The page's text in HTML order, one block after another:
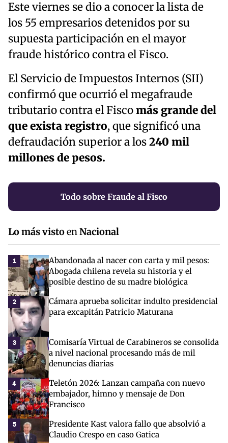
Este viernes se dio a conocer la lista de
los 55 empresarios detenidos por su
supuesta participación en el mayor
fraude histórico contra el Fisco.
El Servicio de Impuestos Internos (SII)
confirmó que ocurrió el megafraude
tributario contra el Fiscomás grande del
que exista registro, que significó una
defraudación superior a los240 mil
millones de pesos.
Todo sobre Fraude al Fisco
Lo más vistoenNacional
1
Abandonada al nacer con carta y mil pesos:
Abogada chilena revela su historia y el
posible destino de su madre biológica
2
Cámara aprueba solicitar indulto presidencial
para excapitán Patricio Maturana
3
Comisaría Virtual de Carabineros se consolida
a nivel nacional procesando más de mil
denuncias diarias
4
Teletón 2026: Lanzan campaña con nuevo
embajador, himno y mensaje de Don
Francisco
5
Presidente Kast valora fallo que absolvió a
Claudio Crespo en caso Gatica